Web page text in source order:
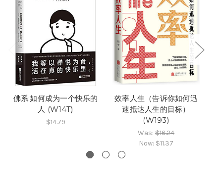
佛系:如何成为一个快乐的
人 (W14T)
$14.79
效率人生（告诉你如何迅
速抵达人生的目标）
(W193)
Was: $16.24
Now: $11.37